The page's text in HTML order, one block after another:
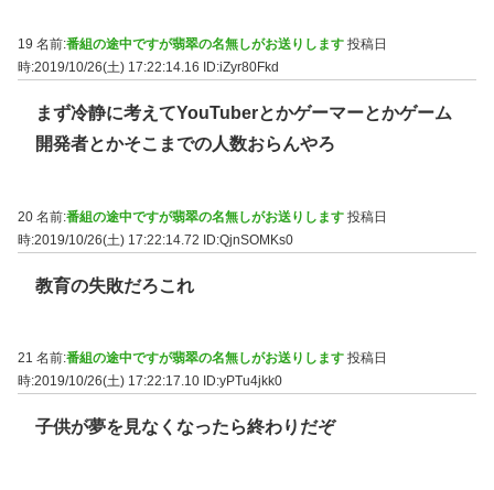
19 名前:番組の途中ですが翡翠の名無しがお送りします 投稿日
時:2019/10/26(土) 17:22:14.16
ID:iZyr80Fkd
まず冷静に考えてYouTuberとかゲーマーとかゲーム
開発者とかそこまでの人数おらんやろ
20 名前:番組の途中ですが翡翠の名無しがお送りします 投稿日
時:2019/10/26(土) 17:22:14.72 ID:QjnSOMKs0
教育の失敗だろこれ
21 名前:番組の途中ですが翡翠の名無しがお送りします 投稿日
時:2019/10/26(土) 17:22:17.10 ID:yPTu4jkk0
子供が夢を見なくなったら終わりだぞ